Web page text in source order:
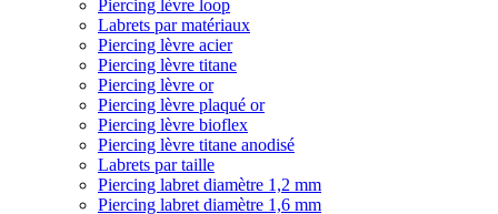
Piercing lèvre loop
Labrets par matériaux
Piercing lèvre acier
Piercing lèvre titane
Piercing lèvre or
Piercing lèvre plaqué or
Piercing lèvre bioflex
Piercing lèvre titane anodisé
Labrets par taille
Piercing labret diamètre 1,2 mm
Piercing labret diamètre 1,6 mm